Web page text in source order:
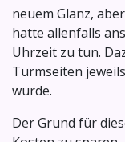
neuem Glanz,
hatte allenfalls
Uhrzeit zu tun.
Turmseiten
wurde.
Der Grund für